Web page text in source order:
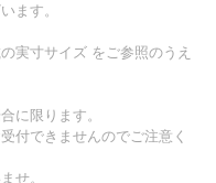
ます。
実寸サイズ をご参照のうえ
に限ります。
付できませんのでご注意く
せ。